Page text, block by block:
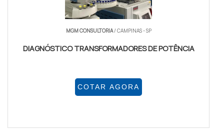
MGM CONSULTORIA/ CAMPINAS - SP
DIAGNÓSTICO TRANSFORMADORES DE POTÊNCIA
COTAR AGORA